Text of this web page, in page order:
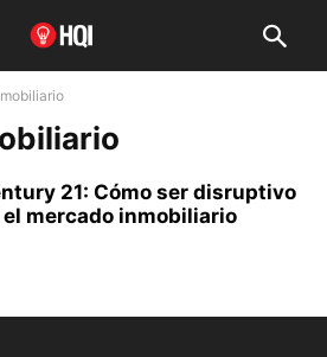
21: Cómo ser disruptivo
el mercado inmobiliario